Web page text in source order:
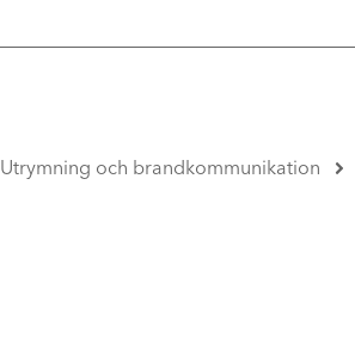
Utrymning och brandkommunikation